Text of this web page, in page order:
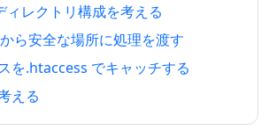
ィレクトリ構成を考える
ら安全な場所に処理を渡す
を.htaccess でキャッチする
える